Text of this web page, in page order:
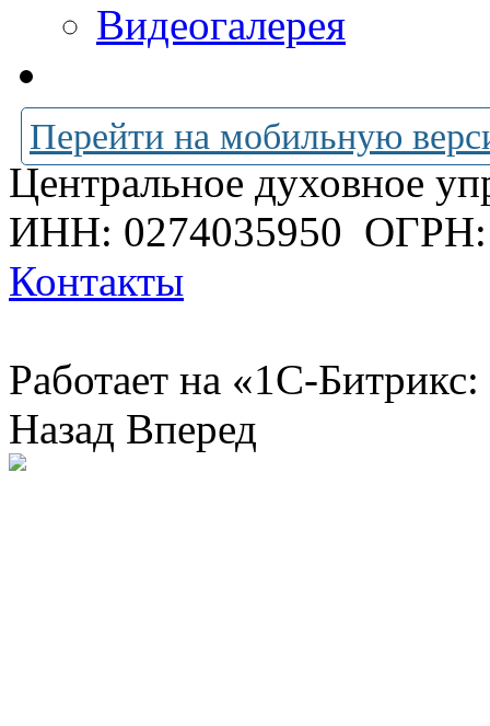
Видеогалерея
Перейти на мобильную
Центральное духовное
ИНН: 0274035950 ОГРН:
Контакты
Работает на «1С-
Назад Вперед